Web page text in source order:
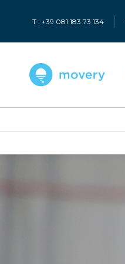
T : +39 081 183 73 134